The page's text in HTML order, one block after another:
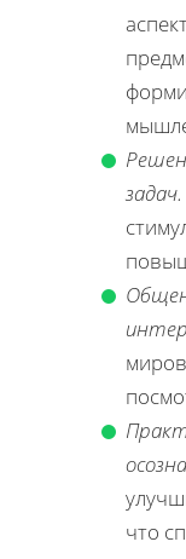
задач.
что